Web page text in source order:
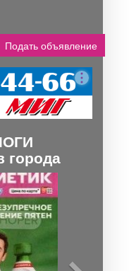
Салака
Подать объявление
города